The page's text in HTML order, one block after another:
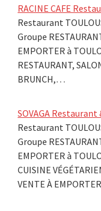
RACINE CAFE
Restaurant
Groupe
EMPORTER à
RESTAURANT,
BRUNCH,…
SOVAGA Restaurant
Restaurant
Groupe
EMPORTER à
CUISINE
VENTE À